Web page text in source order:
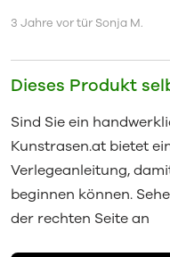
3 Jahre vor tür Sonja M.
Dieses Produkt
Sind Sie ein
Kunstrasen.at bietet
Verlegeanleitung,
beginnen können.
der rechten Seite an